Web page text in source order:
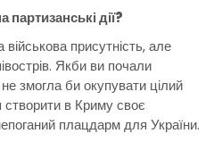
партизанські дії?
присутність, але
Якби ви почали
змогла би окупувати цілий
створити в Криму своє
плацдарм для України.